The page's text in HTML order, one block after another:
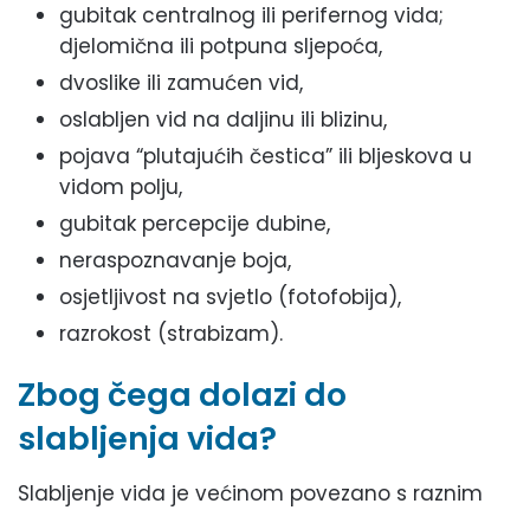
gubitak centralnog ili perifernog vida;
djelomična ili potpuna sljepoća,
dvoslike ili zamućen vid,
oslabljen vid na daljinu ili blizinu,
pojava “plutajućih čestica” ili bljeskova u
vidom polju,
gubitak percepcije dubine,
neraspoznavanje boja,
osjetljivost na svjetlo (fotofobija),
razrokost (strabizam).
Zbog čega dolazi do
slabljenja vida?
Slabljenje vida je većinom povezano s raznim